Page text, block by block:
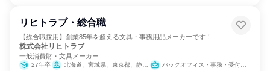
リヒトラブ・総合職
【総合職採用】創業85年を超える文具・事務用品メーカーです！
株式会社リヒトラブ
一般消費財・文具メーカー
27年卒 北海道、宮城県、東京都、静岡県、愛知県、大阪府、広島県、福岡県 バックオフィス・事務・受付、経営/事業企画、営業、SCM/生産管理/購買/物流、経理/税務/財務、人事、総務、法務/知財、IT、製造・生産工程、マーケティング・広告・宣伝